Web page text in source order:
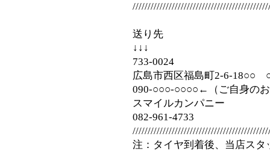
送り先
↓↓↓
733-0024
広島市西区福島町2-6-18○○
090‐○○○-○○○○←（ご自身の
スマイルカンパニー
082-961-4733
注：タイヤ到着後、当店ス